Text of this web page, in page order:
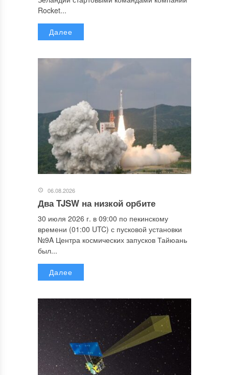
Rocket...
Далее
06.08.2026
Два TJSW на низкой орбите
30 июля 2026 г. в 09:00 по пекинскому
времени (01:00 UTC) с пусковой установки
№9A Центра космических запусков Тайюань
был...
Далее